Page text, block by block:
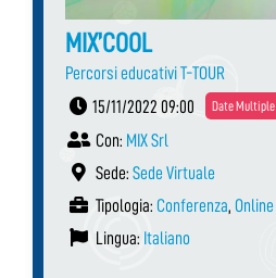
MIX’COOL
Percorsi educativi T-TOUR
15/11/2022 09:00
Date Multiple
Con: MIX Srl
Sede: Sede Virtuale
Tipologia: Conferenza, Online
Lingua: Italiano